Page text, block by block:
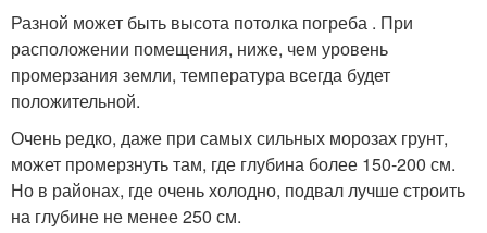
Разной может быть высота потолка погреба . При
расположении помещения, ниже, чем уровень
промерзания земли, температура всегда будет
положительной.
Очень редко, даже при самых сильных морозах грунт,
может промерзнуть там, где глубина более 150-200 см.
Но в районах, где очень холодно, подвал лучше строить
на глубине не менее 250 см.